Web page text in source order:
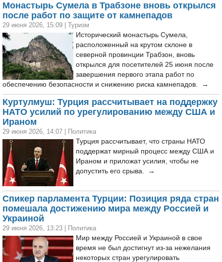
Монастырь Сумела в Трабзоне вновь открылся
после работ по защите от камнепадов
29 июня 2026, 15:09
Туризм
Исторический монастырь Сумела,
расположенный на крутом склоне в
северной провинции Трабзон, вновь
открылся для посетителей 25 июня после
завершения первого этапа работ по
обеспечению безопасности и снижению риска камнепадов. →
Куртулмуш: Турция рассчитывает на поддержку
НАТО усилий по урегулированию между США и
Ираном
29 июня 2026, 14:07
Политика
Турция рассчитывает, что страны НАТО
поддержат мирный процесс между США и
Ираном и приложат усилия, чтобы не
допустить его срыва. →
Спикер парламента Турции: Позиция ряда стран
помешала достижению мира между Россией и
Украиной
29 июня 2026, 13:23
Политика
Мир между Россией и Украиной в свое
время не был достигнут из-за нежелания
некоторых стран урегулировать